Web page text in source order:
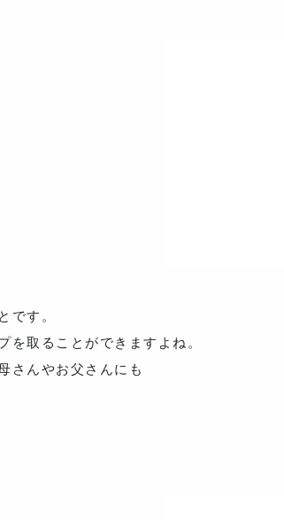
です。
を取ることができますよね。
さんやお父さんにも